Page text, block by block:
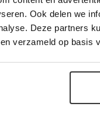
Ook delen we
Deze partners
verzameld op basis
cm. Dikte 1 cm
cm. Dikte 1 cm
cm. Dikte 1 cm
ALLES